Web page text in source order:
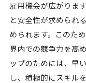
雇用機会が広がりま
と安全性が求められ
められます。このた
界内での競争力を高
ップのためには、早
し、積極的にスキル